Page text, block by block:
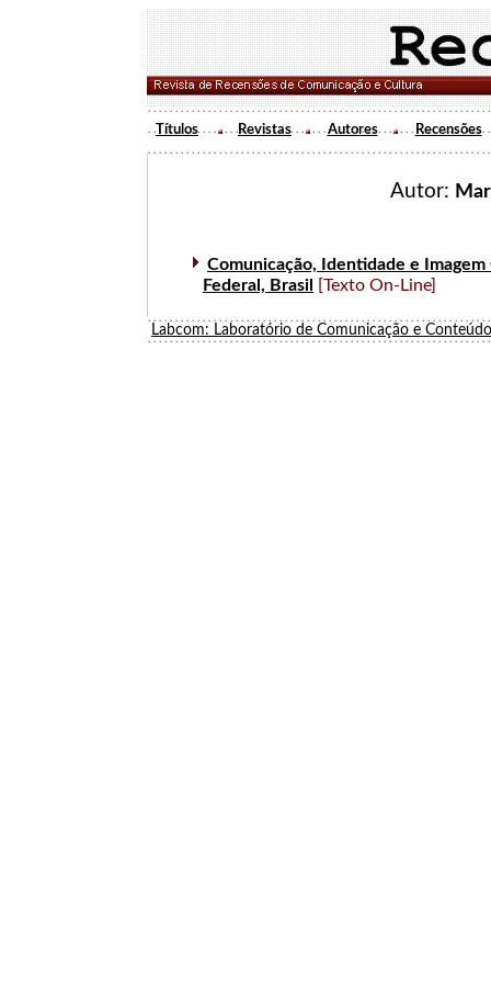
Títulos Revistas Autores Recensões
Autor:
Comunicação, Identidade e
Federal, Brasil
[Texto On-Line]
Labcom: Laboratório de Comunicação e